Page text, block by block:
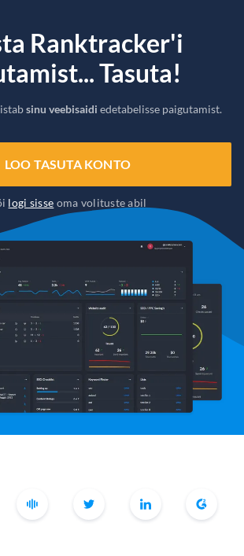
Ranktracker'i
Tasuta!
sinu veebisaidi edetabelisse paigutamist.
LOO TASUTA KONTO
logi sisse oma volituste abil